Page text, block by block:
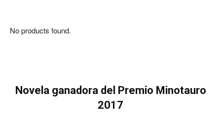
No products found.
Novela ganadora del Premio Minotauro
2017